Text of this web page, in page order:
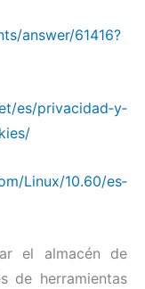
answer/61416?
es/privacidad‐y‐
Linux/10.60/es‐
el almacén de
de herramientas